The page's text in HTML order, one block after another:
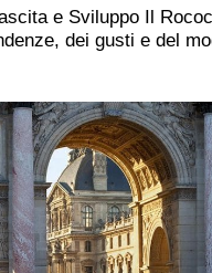
e Sviluppo Il
dei gusti e del